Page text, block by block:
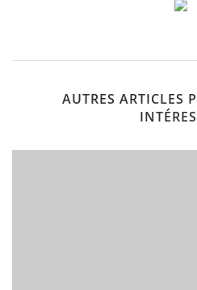
AUTRES ARTICLES